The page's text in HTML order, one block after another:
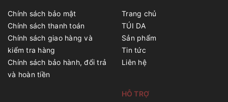
Chính sách bảo mật
Chính sách thanh toán
Chính sách giao hàng và
kiểm tra hàng
Chính sách bảo hành, đổi trả
và hoàn tiền
Trang chủ
TÚI DA
Sản phẩm
Tin tức
Liên hệ
HỖ TRỢ